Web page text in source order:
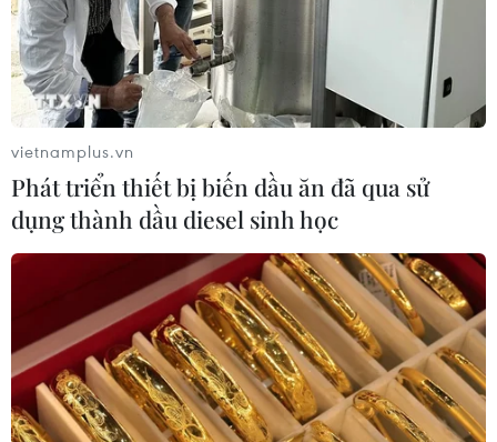
vietnamplus.vn
Phát triển thiết bị biến dầu ăn đã qua sử
dụng thành dầu diesel sinh học